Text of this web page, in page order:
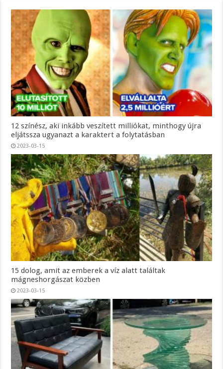
12 színész, aki inkább veszített milliókat, minthogy újra
eljátssza ugyanazt a karaktert a folytatásban
2023-03-15
15 dolog, amit az emberek a víz alatt találtak
mágneshorgászat közben
2023-03-15